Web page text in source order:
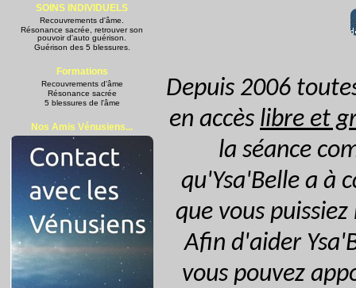
SOINS INDIVIDUELS
Recouvrements d'âme.
Résonance sacrée, retrouver son
pouvoir d'auto guérison.
Guérison des 5 blessures.
Formations
Recouvrements d'âme
Résonance sacrée
5 blessures de l'âme
Nos Amis Vénusiens...
Depuis 2006
en accès libre et
la séance
qu'Ysa'Belle a à
que vous
Afin d'aider
vous pouvez